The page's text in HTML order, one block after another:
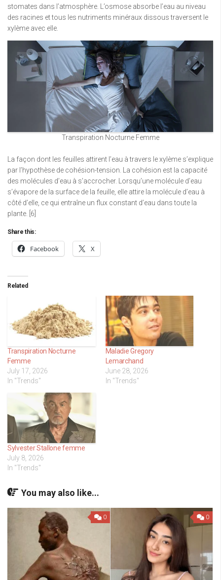
stomates dans l’atmosphère. L’osmose absorbe l’eau au niveau
des racines et tous les nutriments minéraux dissous traversent le
xylème avec elle.
Transpiration Nocturne Femme
La façon dont les feuilles attirent l’eau à travers le xylème s’explique
par l’hypothèse de cohésion-tension. La cohésion est la capacité
des molécules d’eau à s’accrocher. Lorsqu’une molécule d’eau
s’évapore de la surface de la feuille, elle attire la molécule d’eau à
côté d’elle, ce qui entraîne un flux constant d’eau dans toute la
plante. [6]
Share this:
Facebook X
Related
Transpiration Nocturne
Femme
July 17, 2026
In "Trends"
Maladie Gregory
Lemarchand
June 28, 2026
In "Trends"
Sylvester Stallone femme
July 8, 2026
In "Trends"
You may also like...
0 0